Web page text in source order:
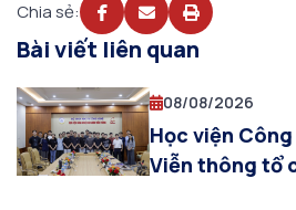
Chia sẻ:
Bài viết liên quan
08/08/2026
Học viện
Viễn thông tổ